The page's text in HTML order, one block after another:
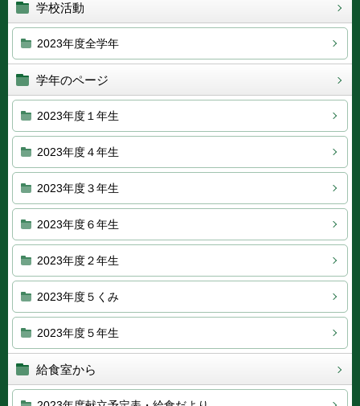
学校活動
2023年度全学年
学年のページ
2023年度１年生
2023年度４年生
2023年度３年生
2023年度６年生
2023年度２年生
2023年度５くみ
2023年度５年生
給食室から